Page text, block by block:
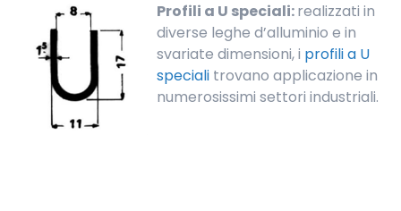
Profili a U speciali:realizzati in
diverse leghe d’alluminio e in
svariate dimensioni, i profili a U
speciali trovano applicazione in
numerosissimi settori industriali.